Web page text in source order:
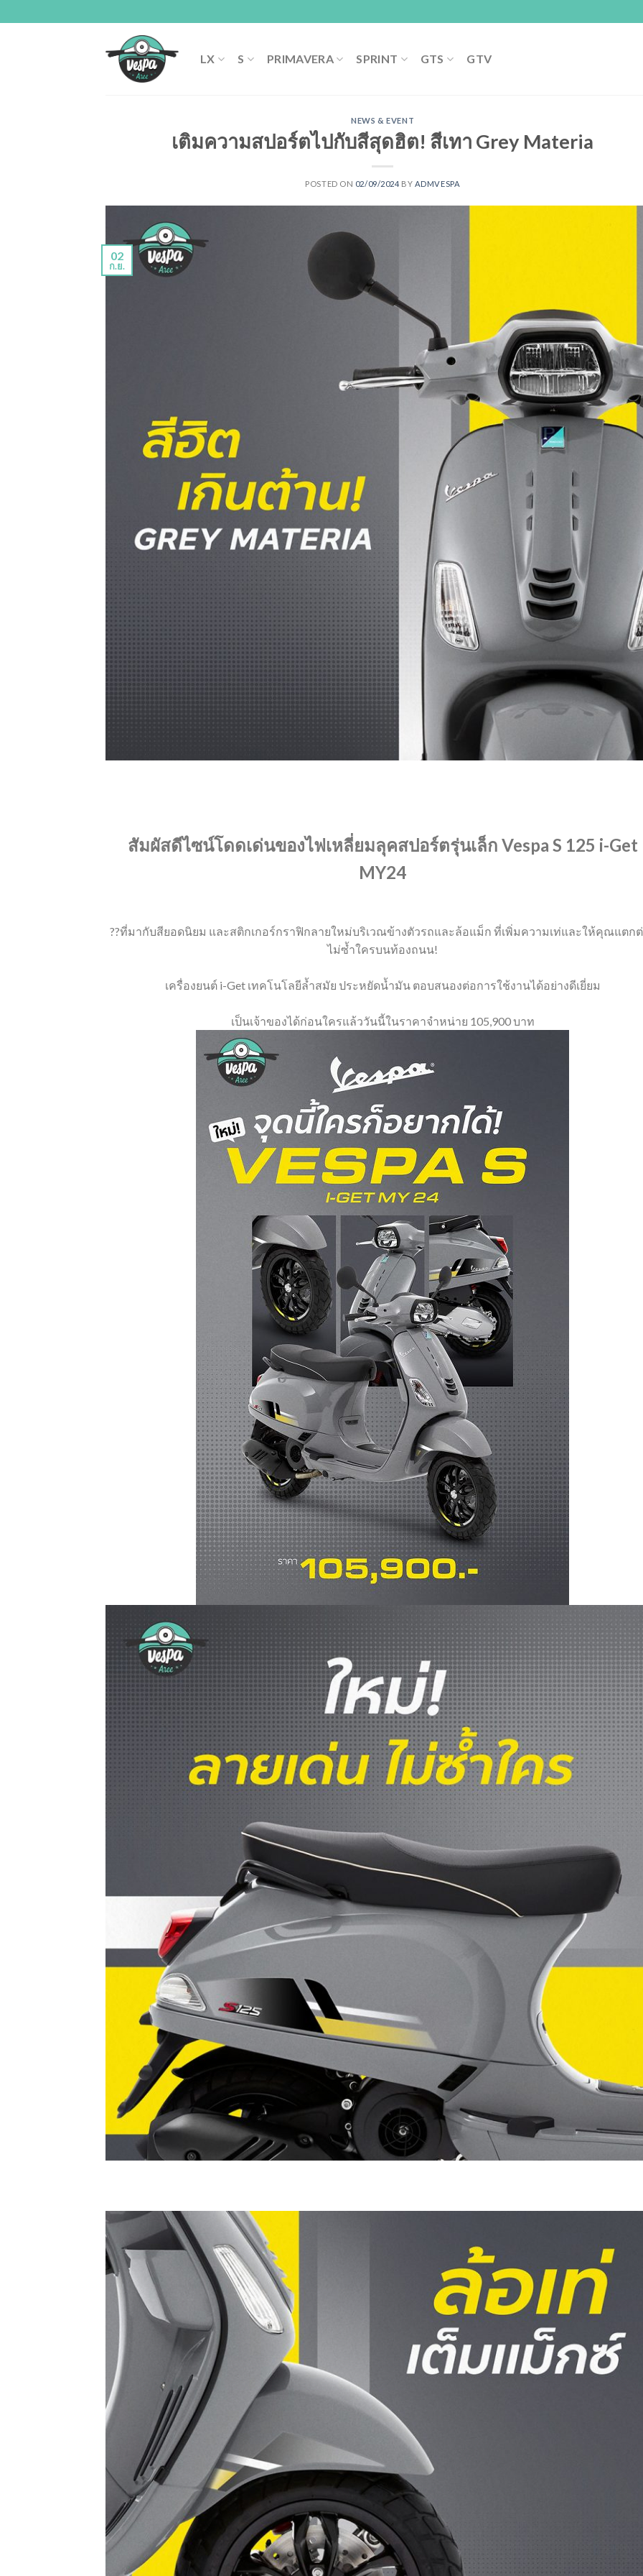
to
LX
S PRIMAVERA SPRINT GTS GTV
NEWS & EVENT
เติมความสปอร์ตไปกับสีสุดฮิต! สีเทา Grey Materia
POSTED ON 02/09/2024 BY ADMVESPA
02
ก.ย.
สัมผัสดีไซน์โดดเด่นของไฟเหลี่ยมลุคสปอร์ตรุ่นเล็ก Vespa S 125 i-Get
MY24
??ที่มากับสียอดนิยม และสติกเกอร์กราฟิกลายใหม่บริเวณข้างตัวรถและล้อแม็ก ที่เพิ่มความเท่และให้คุณแตก
ไม่ซ้ำใครบนท้องถนน!
เครื่องยนต์ i-Get เทคโนโลยีล้ำสมัย ประหยัดน้ำมัน ตอบสนองต่อการใช้งานได้อย่างดีเยี่ยม
เป็นเจ้าของได้ก่อนใครแล้ววันนี้ในราคาจำหน่าย 105,900 บาท